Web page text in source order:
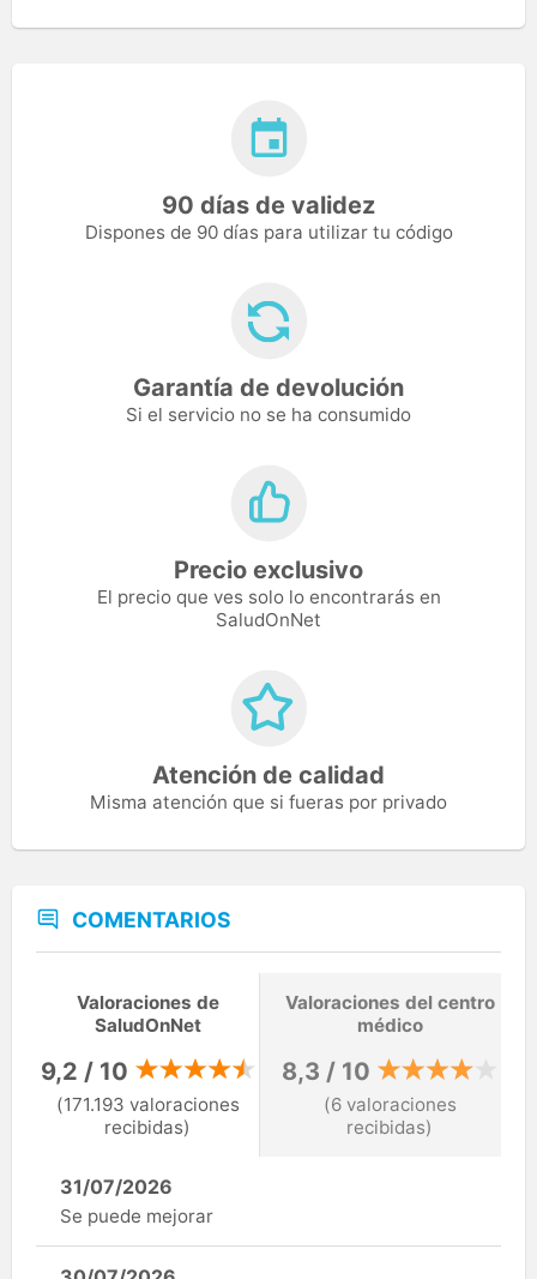
90 días de validez
Dispones de 90 días para utilizar tu código
Garantía de devolución
Si el servicio no se ha consumido
Precio exclusivo
El precio que ves solo lo encontrarás en
SaludOnNet
Atención de calidad
Misma atención que si fueras por privado
COMENTARIOS
Valoraciones de
SaludOnNet
9,2 / 10
(171.193 valoraciones
recibidas)
Valoraciones del centro
médico
8,3 / 10
(6 valoraciones
recibidas)
31/07/2026
Se puede mejorar